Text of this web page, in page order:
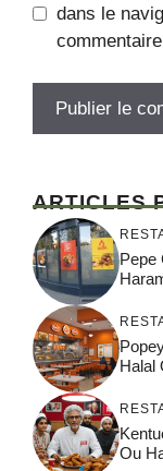
dans le
ARTICLES
Pepe
Halal
Ou